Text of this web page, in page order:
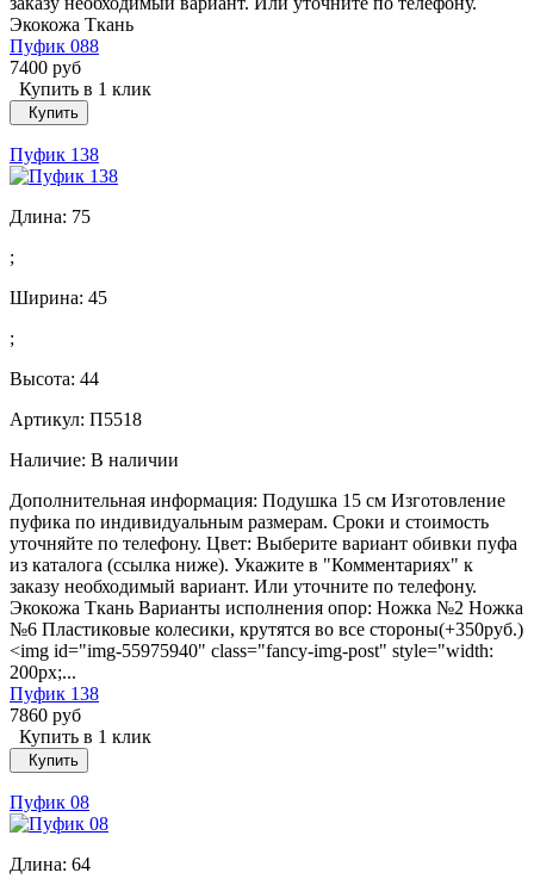
Экокожа Ткань
Пуфик 088
7400 руб
Купить в 1 клик
Купить
Пуфик 138
Длина: 75
;
Ширина: 45
;
Высота: 44
Артикул: П5518
Наличие: В наличии
Дополнительная информация: Подушка 15 см Изготовление
пуфика по индивидуальным размерам. Сроки и стоимость
уточняйте по телефону. Цвет: Выберите вариант обивки пуфа
из каталога (ссылка ниже). Укажите в "Комментариях" к
заказу необходимый вариант. Или уточните по телефону.
Экокожа Ткань Варианты исполнения опор: Ножка №2 Ножка
№6 Пластиковые колесики, крутятся во все стороны(+350руб.)
<img id="img-55975940" class="fancy-img-post" style="width:
200px;...
Пуфик 138
7860 руб
Купить в 1 клик
Купить
Пуфик 08
Длина: 64